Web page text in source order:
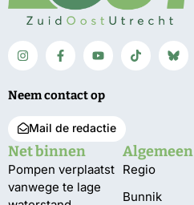
Neem contact op
Mail de redactie
Net binnen
Pompen verplaatst
vanwege te lage
Algemeen
Regio
Bunnik